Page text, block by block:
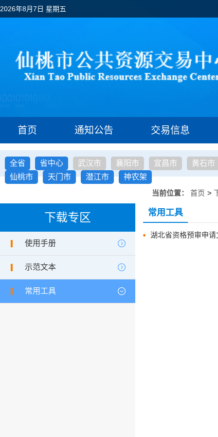
2026年8月7日 星期五
首页 通知公告 交易信息
全省 省中心 武汉市 襄阳市 宜昌市
黄石市
仙桃市
天门市 潜江市
神农架
当前位置： 首页 >
下载专区
使用手册
示范文本
常用工具
常用工具
湖北省资格预审申